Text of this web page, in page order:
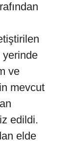
yerinde
ve
mevcut
edildi.
elde